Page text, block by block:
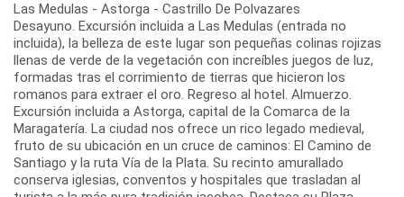
Las Medulas - Astorga - Castrillo De Polvazares
Desayuno. Excursión incluida a Las Medulas (entrada no
incluida), la belleza de este lugar son pequeñas colinas rojizas
llenas de verde de la vegetación con increíbles juegos de luz,
formadas tras el corrimiento de tierras que hicieron los
romanos para extraer el oro. Regreso al hotel. Almuerzo.
Excursión incluida a Astorga, capital de la Comarca de la
Maragatería. La ciudad nos ofrece un rico legado medieval,
fruto de su ubicación en un cruce de caminos: El Camino de
Santiago y la ruta Vía de la Plata. Su recinto amurallado
conserva iglesias, conventos y hospitales que trasladan al